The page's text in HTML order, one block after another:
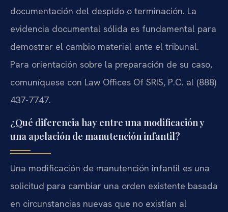
documentación del despido o terminación. La
evidencia documental sólida es fundamental para
demostrar el cambio material ante el tribunal.
Para orientación sobre la preparación de su caso,
comuníquese con Law Offices Of SRIS, P.C. al (888)
437-7747.
¿Qué diferencia hay entre una modificación y
una apelación de manutención infantil?
Una modificación de manutención infantil es una
solicitud para cambiar una orden existente basada
en circunstancias nuevas que no existían al